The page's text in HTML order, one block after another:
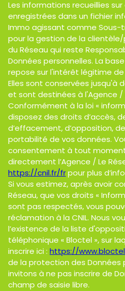
Les informations recueillies
enregistrées dans un fichier
Immo agissant comme
pour la gestion de la
du Réseau qui reste
Données personnelles. La
repose sur l'intérêt légitime
Elles sont conservées jusqu'à
et sont destinées à l'Agence /
Conformément à la loi «
disposez des droits d’accès,
d’effacement, d’opposition,
portabilité de vos données.
consentement à tout
directement l’Agence / Le
https://cnil.fr/frpour plus
Si vous estimez, après avoir
Réseau, que vos droits «
sont pas respectés, vous
réclamation à la CNIL. Nous
l’existence de la liste
téléphonique « Bloctel », sur
inscrire ici : https://
de la protection des Données
invitons à ne pas inscrire de
champ de saisie libre.